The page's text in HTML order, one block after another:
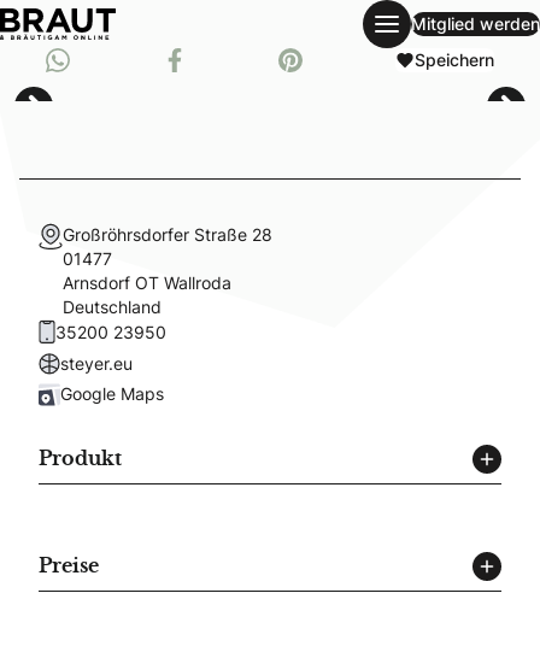
single-wedding-guide
Mitglied werden
Whatsapp Teil auf FacebookPinnen auf Pinterest
Speichern
Großröhrsdorfer Straße 28
01477
Arnsdorf OT Wallroda
Deutschland
35200 23950
steyer.eu
Google Maps
Produkt
Preise